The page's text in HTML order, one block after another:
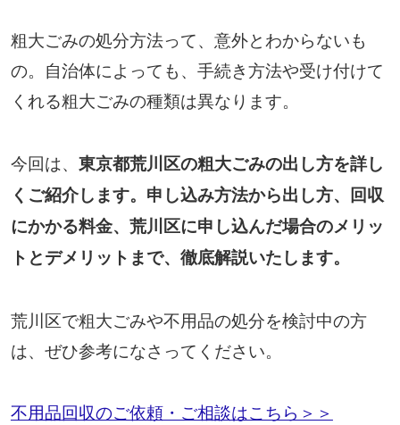
粗大ごみの処分方法って、意外とわからないも
の。自治体によっても、手続き方法や受け付けて
くれる粗大ごみの種類は異なります。
今回は、 東京都荒川区の粗大ごみの出し方を詳し
くご紹介します。申し込み方法から出し方、回収
にかかる料金、荒川区に申し込んだ場合のメリッ
トとデメリットまで、徹底解説いたします。
荒川区で粗大ごみや不用品の処分を検討中の方
は、ぜひ参考になさってください。
不用品回収のご依頼・ご相談はこちら＞＞